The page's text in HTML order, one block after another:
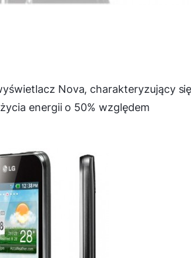
Nova, charakteryzujący
energii o 50% względem